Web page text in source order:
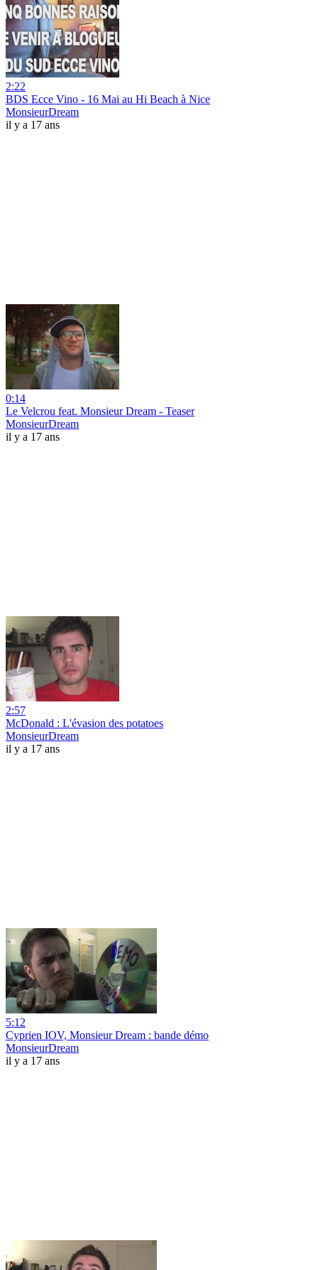
2:22
BDS Ecce Vino - 16 Mai au Hi Beach à Nice
MonsieurDream
il y a 17 ans
0:14
Le Velcrou feat. Monsieur Dream - Teaser
MonsieurDream
il y a 17 ans
2:57
McDonald : L'évasion des potatoes
MonsieurDream
il y a 17 ans
5:12
Cyprien IOV, Monsieur Dream : bande démo
MonsieurDream
il y a 17 ans